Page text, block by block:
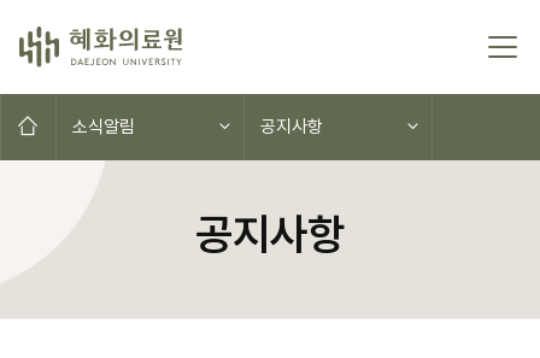
콘텐츠로 이동
홈으로소식알림 공지사항
공지사항